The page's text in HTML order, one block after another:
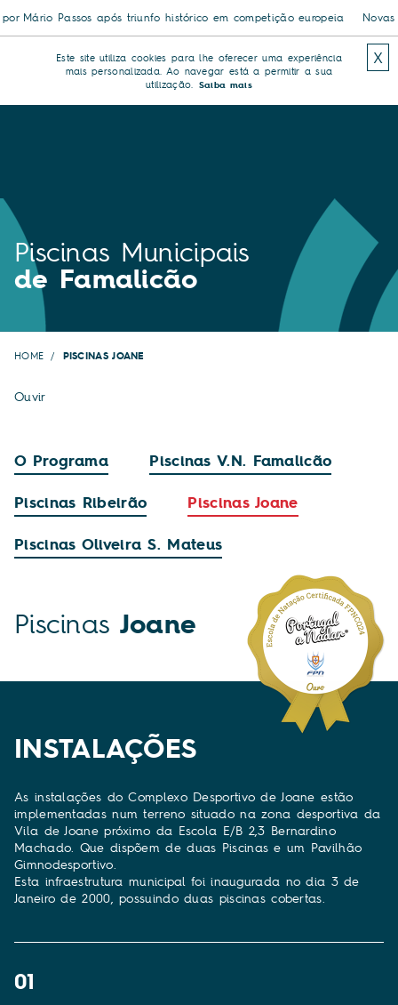
histórico em competição europeia Novas piscinas exteriores de
Este site utiliza cookies para lhe oferecer uma experiência
mais personalizada. Ao navegar está a permitir a sua
utilização. Saiba mais
X
Piscinas Municipais
de Famalicão
HOME PISCINAS JOANE
Ouvir
O Programa
Piscinas V.N. Famalicão
Piscinas Ribeirão
Piscinas Joane
Piscinas Oliveira S. Mateus
Piscinas Joane
INSTALAÇÕES
As instalações do Complexo Desportivo de Joane estão
implementadas num terreno situado na zona desportiva da
Vila de Joane próximo da Escola E/B 2,3 Bernardino
Machado. Que dispõem de duas Piscinas e um Pavilhão
Gimnodesportivo.
Esta infraestrutura municipal foi inaugurada no dia 3 de
Janeiro de 2000, possuindo duas piscinas cobertas.
01